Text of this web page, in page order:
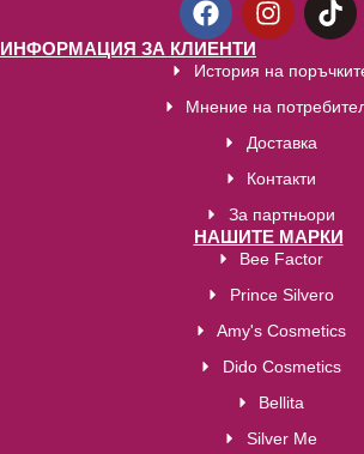
ИНФОРМАЦИЯ ЗА КЛИЕНТИ
История на
Мнение на
Доставка
Контакти
За партньори
НАШИТЕ МАРКИ
Bee Factor
Prince Silvero
Amy's Cosmetics
Dido Cosmetics
Bellita
Silver Me